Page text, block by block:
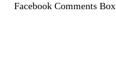
Facebook Comments Box